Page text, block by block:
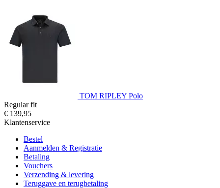
TOM RIPLEY Polo
Regular fit
€ 139,95
Klantenservice
Bestel
Aanmelden & Registratie
Betaling
Vouchers
Verzending & levering
Teruggave en terugbetaling